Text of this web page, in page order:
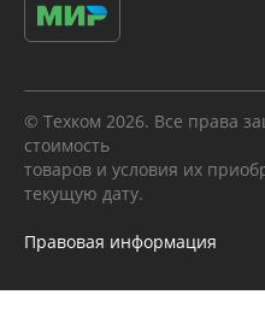
© Техком 2026. Все права
стоимость
товаров и условия их
текущую дату.
Правовая информация